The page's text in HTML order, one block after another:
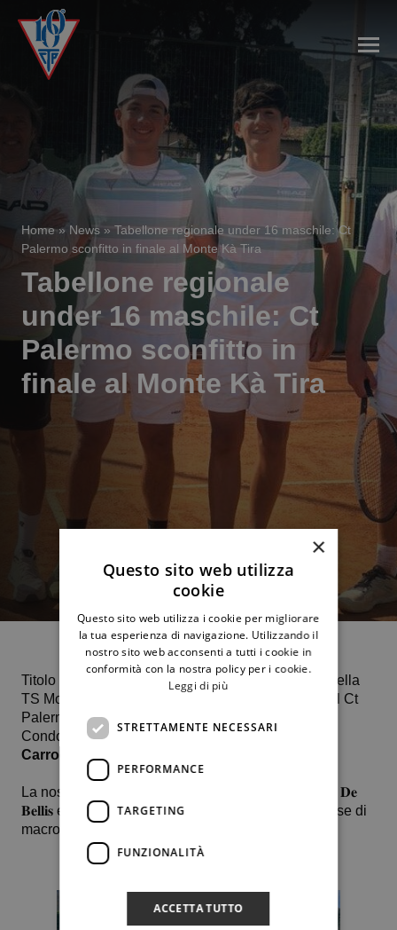
Home» News » Tabellone regionale under 16 maschile: Ct
Palermo sconfitto in finale al Monte Kà Tira
Tabellone regionale
under 16 maschile: Ct
Palermo sconfitto in
finale al Monte Kà Tira
Titolo regionale under 16 maschile appannaggio della
TS Monte Kà Tira che in casa ha sconfitto per 2-0 il Ct
Palermo grazie ai successi in due set di Bruno
Condorelli e Marco Patania nei confronti d
Carroccio
La nostra squadra (composta anche da 𝐀𝐥𝐞𝐬𝐬𝐚𝐧𝐝𝐫𝐨 𝐃𝐞
𝐁𝐞𝐥𝐥𝐢𝐬 e 𝐆𝐢𝐚𝐜𝐨𝐦𝐨 𝐃’𝐀𝐬𝐚𝐫𝐨) era già qualificata alla fase di
macroarea sud.
×
Questo sito web utilizza
cookie
Questo sito web utilizza i cookie per migliorare
la tua esperienza di navigazione. Utilizzando il
nostro sito web acconsenti a tutti i cookie in
conformità con la nostra policy per i cookie.
Leggi di più
STRETTAMENTE NECESSARI
PERFORMANCE
TARGETING
FUNZIONALITÀ
ACCETTA TUTTO